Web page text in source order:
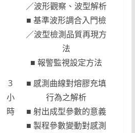
／波形觀察、波型解析
■ 基準波形調合入門檢
／波型檢測品質再現方
法
■ 報警監視設定方法
3
小
時
■ 感測曲線對熔膠充填
行為之解析
■ 射出成型參數的意義
■ 製程參數變動對感測